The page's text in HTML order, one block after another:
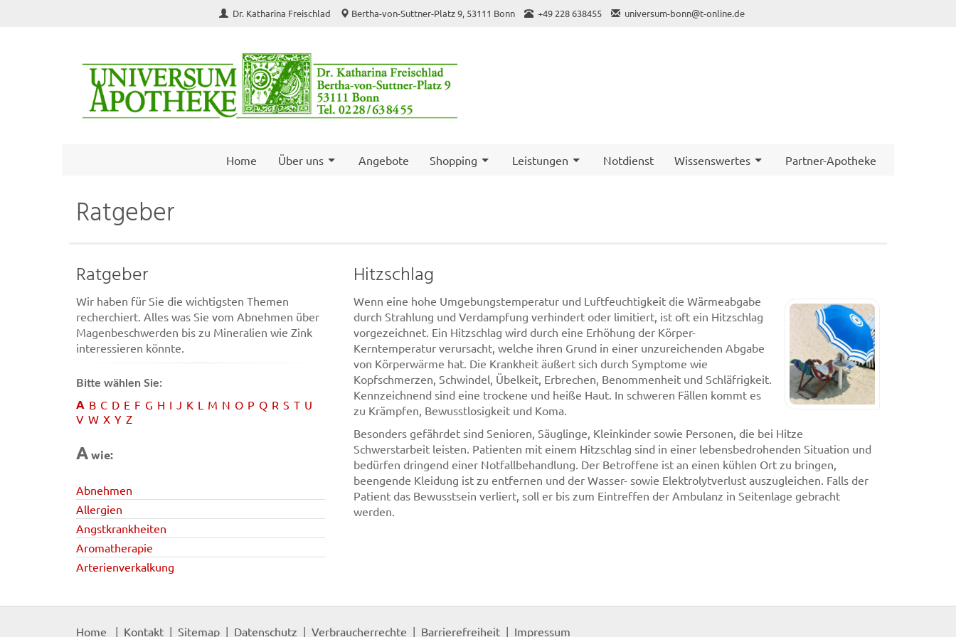
Dr. Katharina Freischlad Bertha-von-Suttner-Platz 9, 53111 Bonn +49 228 638455 universum-bonn@t-online.de
Home Über uns Angebote Shopping Leistungen Notdienst Wissenswertes Partner-Apotheke
Ratgeber
Ratgeber
Wir haben für Sie die wichtigsten Themen
recherchiert. Alles was Sie vom Abnehmen über
Magenbeschwerden bis zu Mineralien wie Zink
interessieren könnte.
Bitte wählen Sie:
A B C D E F G H I J K L M N O P Q R S T U
V W X Y Z
Awie:
Abnehmen
Allergien
Angstkrankheiten
Aromatherapie
Arterienverkalkung
Hitzschlag
Wenn eine hohe Umgebungstemperatur und Luftfeuchtigkeit die Wärmeabgabe
durch Strahlung und Verdampfung verhindert oder limitiert, ist oft ein Hitzschlag
vorgezeichnet. Ein Hitzschlag wird durch eine Erhöhung der Körper-
Kerntemperatur verursacht, welche ihren Grund in einer unzureichenden Abgabe
von Körperwärme hat. Die Krankheit äußert sich durch Symptome wie
Kopfschmerzen, Schwindel, Übelkeit, Erbrechen, Benommenheit und Schläfrigkeit.
Kennzeichnend sind eine trockene und heiße Haut. In schweren Fällen kommt es
zu Krämpfen, Bewusstlosigkeit und Koma.
Besonders gefährdet sind Senioren, Säuglinge, Kleinkinder sowie Personen, die bei Hitze
Schwerstarbeit leisten. Patienten mit einem Hitzschlag sind in einer lebensbedrohenden Situation und
bedürfen dringend einer Notfallbehandlung. Der Betroffene ist an einen kühlen Ort zu bringen,
beengende Kleidung ist zu entfernen und der Wasser- sowie Elektrolytverlust auszugleichen. Falls der
Patient das Bewusstsein verliert, soll er bis zum Eintreffen der Ambulanz in Seitenlage gebracht
werden.
Home Kontakt Sitemap Datenschutz Verbraucherrechte Barrierefreiheit Impressum